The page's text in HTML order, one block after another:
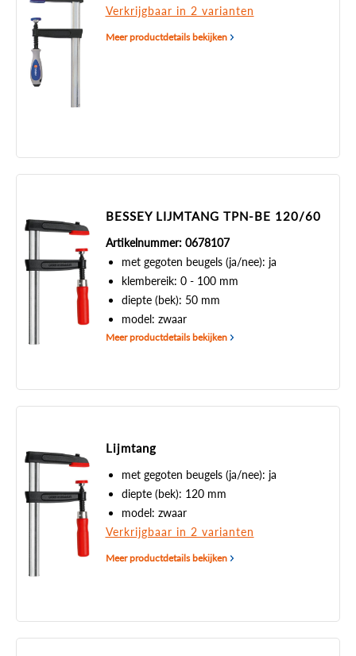
Verkrijgbaar in 2 varianten
Meer productdetails bekijken
BESSEY LIJMTANG TPN-BE 120/60
Artikelnummer: 0678107
met gegoten beugels (ja/nee): ja
klembereik: 0 - 100 mm
diepte (bek): 50 mm
model: zwaar
Meer productdetails bekijken
Lijmtang
met gegoten beugels (ja/nee): ja
diepte (bek): 120 mm
model: zwaar
Verkrijgbaar in 2 varianten
Meer productdetails bekijken